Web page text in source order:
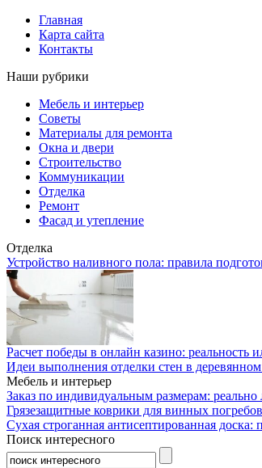
Главная
Карта сайта
Контакты
Наши рубрики
Мебель и интерьер
Советы
Материалы для ремонта
Окна и двери
Строительство
Коммуникации
Отделка
Ремонт
Фасад и утепление
Отделка
Устройство наливного пола: правила
Расчет победы в онлайн казино: реальность
Идеи выполнения отделки стен в
Мебель и интерьер
Заказ по индивидуальным размерам:
Грязезащитные коврики для винных
Сухая строганная антисептированная
Поиск интересного